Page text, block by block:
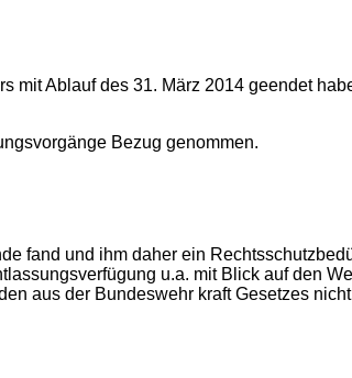
mit Ablauf des 31. März 2014 geendet
Bezug genommen.
fand und ihm daher ein
u.a. mit Blick auf den
aus der Bundeswehr kraft Gesetzes